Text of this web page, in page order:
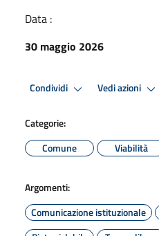
Data :
30 maggio 2026
Condividi Vedi azioni
Categorie:
Comune
Viabilità
Argomenti:
Comunicazione istituzionale